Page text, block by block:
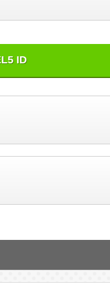
ID